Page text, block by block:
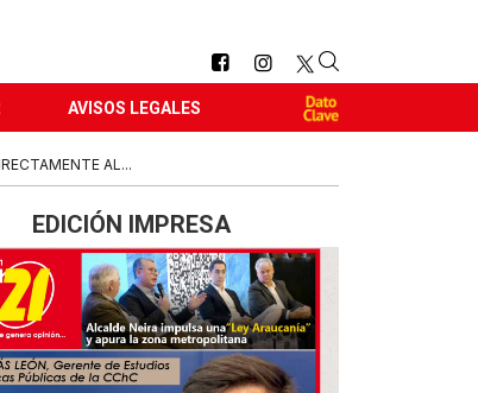
AVISOS LEGALES
AL...
EDICIÓN IMPRESA